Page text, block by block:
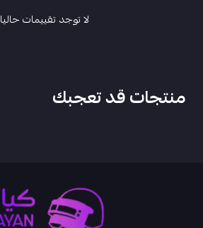
لا توجد تقييمات حاليا
منتجات قد تعجبك